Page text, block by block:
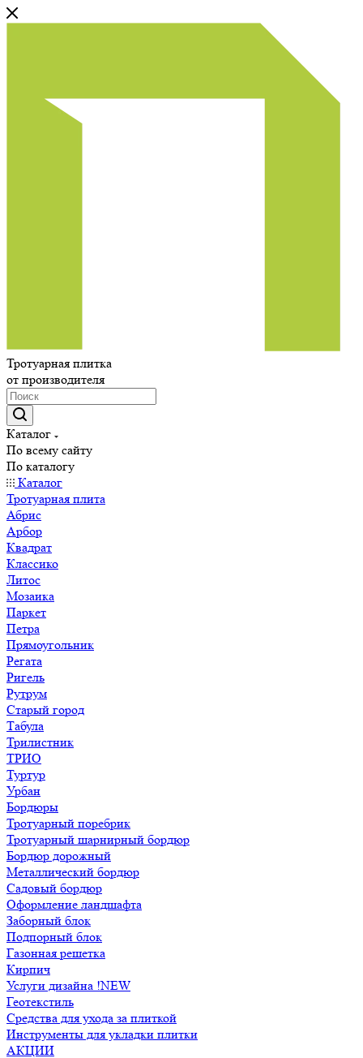
Тротуарная плитка
от производителя
Каталог
По всему сайту
По каталогу
Каталог
Тротуарная плита
Абрис
Арбор
Квадрат
Классико
Литос
Мозаика
Паркет
Петра
Прямоугольник
Регата
Ригель
Рутрум
Старый город
Табула
Трилистник
ТРИО
Туртур
Урбан
Бордюры
Тротуарный поребрик
Тротуарный шарнирный бордюр
Бордюр дорожный
Металлический бордюр
Садовый бордюр
Оформление ландшафта
Заборный блок
Подпорный блок
Газонная решетка
Кирпич
Услуги дизайна !NEW
Геотекстиль
Средства для ухода за плиткой
Инструменты для укладки плитки
АКЦИИ